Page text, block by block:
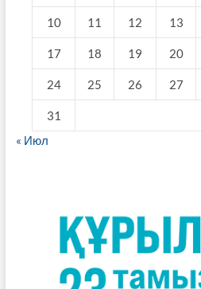
10 11 12 13
17 18 19 20
24 25 26 27
31
« Июл